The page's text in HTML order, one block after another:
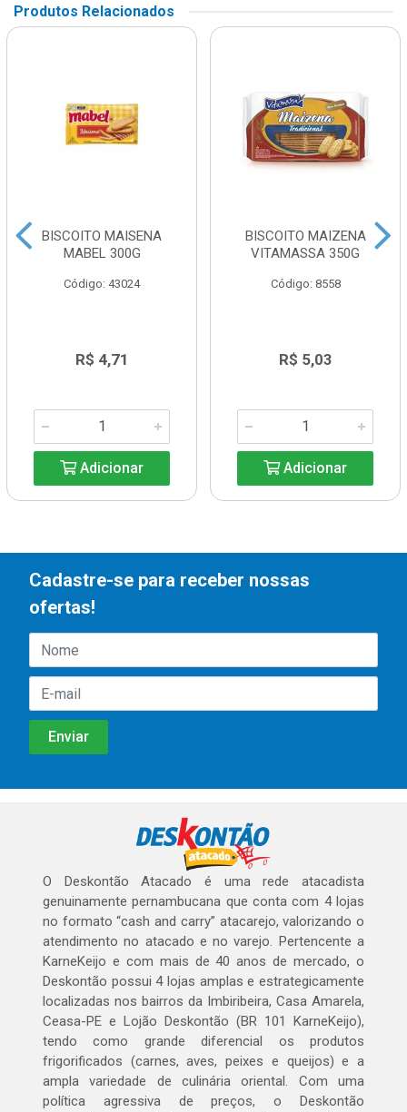
Produtos Relacionados
BISCOITO MAISENA
MABEL 300G
Código: 43024
R$ 4,71
Adicionar
BISCOITO MAIZENA
VITAMASSA 350G
Código: 8558
R$ 5,03
Adicionar
Cadastre-se para receber nossas
ofertas!
O Deskontão Atacado é uma rede atacadista
genuinamente pernambucana que conta com 4 lojas
no formato “cash and carry” atacarejo, valorizando o
atendimento no atacado e no varejo. Pertencente a
KarneKeijo e com mais de 40 anos de mercado, o
Deskontão possui 4 lojas amplas e estrategicamente
localizadas nos bairros da Imbiribeira, Casa Amarela,
Ceasa-PE e Lojão Deskontão (BR 101 KarneKeijo),
tendo como grande diferencial os produtos
frigorificados (carnes, aves, peixes e queijos) e a
ampla variedade de culinária oriental. Com uma
política agressiva de preços, o Deskontão